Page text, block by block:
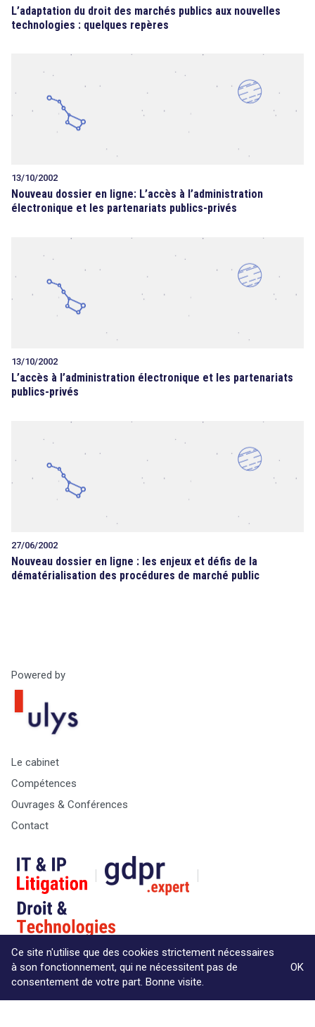
L’adaptation du droit des marchés publics aux nouvelles
technologies : quelques repères
13/10/2002
Nouveau dossier en ligne: L’accès à l’administration
électronique et les partenariats publics-privés
13/10/2002
L’accès à l’administration électronique et les partenariats
publics-privés
27/06/2002
Nouveau dossier en ligne : les enjeux et défis de la
dématérialisation des procédures de marché public
Powered by
Le cabinet
Compétences
Ouvrages & Conférences
Contact
© Copyright Max & Zoé SPRL -Vie Privée
informations légales
Ce site n'utilise que des cookies strictement nécessaires
à son fonctionnement, qui ne nécessitent pas de
consentement de votre part. Bonne visite.
OK